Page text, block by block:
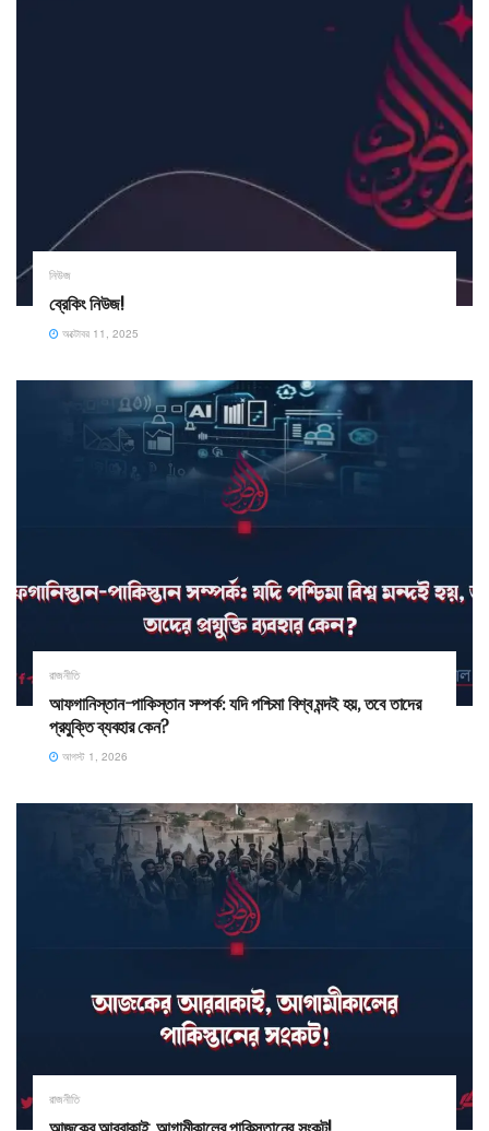
নিউজ
ব্রেকিং নিউজ!
অক্টোবর 11, 2025
রাজনীতি
আফগানিস্তান-পাকিস্তান সম্পর্ক: যদি পশ্চিমা বিশ্ব মন্দই হয়, তবে তাদের
প্রযুক্তি ব্যবহার কেন?
আগস্ট 1, 2026
রাজনীতি